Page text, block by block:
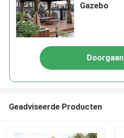
Gazebo
Doorgaan
Geadviseerde Producten